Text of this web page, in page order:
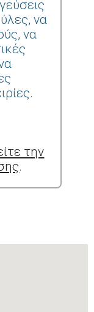
να
να
την
.